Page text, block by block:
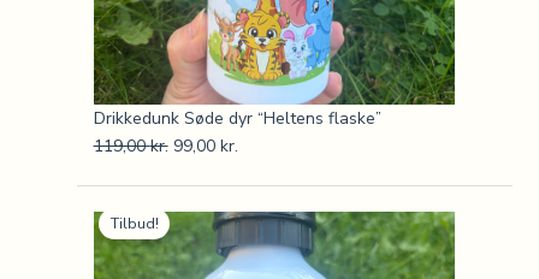
Drikkedunk Søde dyr “Heltens flaske”
119,00kr. 99,00 kr.
Tilbud!
oprindelige
pris
aktuelle
pris